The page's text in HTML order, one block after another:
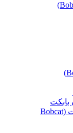
بابکت
قطعات و لوازم جانبی جلوبند بابکت (Bobcat